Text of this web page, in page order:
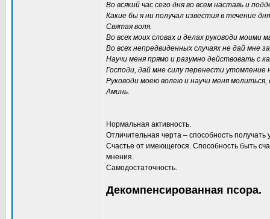
Во всякий час сего дня во всем наставь и
Какие бы я ни получал известия в течение
Святая воля.
Во всех моих словах и делах руководи моими
Во всех непредвиденных случаях не дай мне
Научи меня прямо и разумно действовать с
Господи, дай мне силу перенести
Руководи моею волею и научи меня
Аминь.
Нормальная активность.
Отличительная черта – способность
Счастье от имеющегося. Способность быть
мнения.
Самодостаточность.
Декомпенсированная псора.